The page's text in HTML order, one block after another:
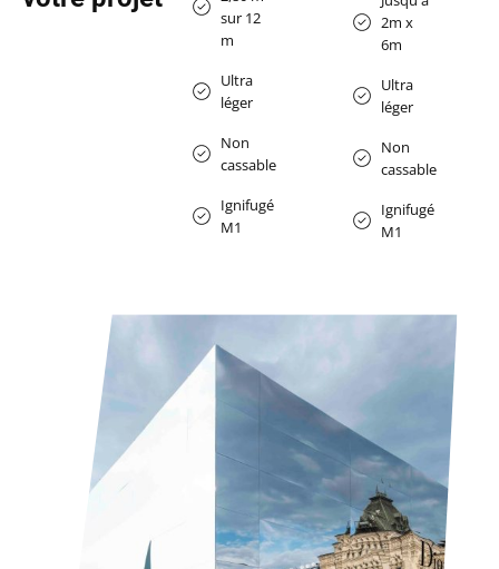
sur 12
m
Ultra
léger
Non
cassable
Ignifugé
M1
2m x
6m
Ultra
léger
Non
cassable
Ignifugé
M1